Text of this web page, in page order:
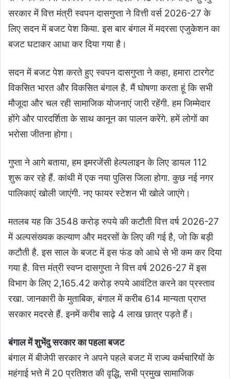
सरकार में वित्त मंत्री स्वपन दासगुप्ता ने वित्ती वर्स 2026-27 के
लिए सदन में बजट पेश किया. इस बार बंगाल में मदरसा एजुकेशन का
बजट घटाकर आधा कर दिया गया है।
सदन में बजट पेश करते हुए स्वपन दासगुप्ता ने कहा, हमारा टारगेट
विकसित भारत और विकसित बंगाल है. मैं घोषणा करता हूं कि सभी
मौजूदा और चल रही सामाजिक योजनाएं जारी रहेंगी. हम जिम्मेदार
होंगे और पारदर्शिता के साथ कानून का पालन करेंगे. हमें लोगों का
भरोसा जीतना होगा।
गुप्ता ने आगे बताया, हम इमरजेंसी हेल्पलाइन के लिए डायल 112
शुरू कर रहे हैं. कांथी में एक नया पुलिस जिला होगा. कुछ नई नगर
पालिकाएं खोली जाएंगी. नए फायर स्टेशन भी खोले जाएंगे।
मतलब यह कि 3548 करोड़ रुपये की कटौती वित्त वर्ष 2026-27
में अल्पसंख्यक कल्याण और मदरसों के लिए की गई है, जो कि बड़ी
कटौती है. इस साल के बजट में इस फंड को आधे से भी कम कर दिया
गया है. वित्त मंत्री स्वप्न दासगुप्ता ने वित्त वर्ष 2026-27 में इस
विभाग के लिए 2,165.42 करोड़ रुपये आवंटित करने का प्रस्ताव
रखा. जानकारी के मुताबिक, बंगाल में करीब 614 मान्यता प्राप्त
सरकार मदरसे हैं. इनमें करीब साढ़े 4 लाख छात्र पड़ते हैं।
बंगाल में शुभेंदु सरकार का पहला बजट
बंगाल में बीजेपी सरकार ने अपने पहले बजट में राज्य कर्मचारियों के
महंगाई भत्ते में 20 प्रतिशत की वृद्धि, सभी प्रमुख सामाजिक